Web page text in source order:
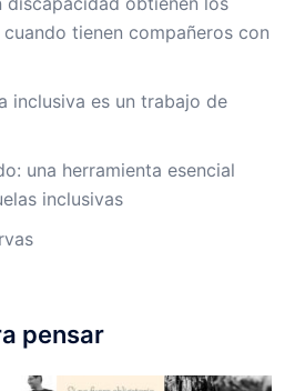
tienen compañeros con
inclusiva es un trabajo de
una herramienta esencial
inclusivas
pensar